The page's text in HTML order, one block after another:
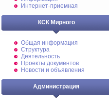
Интернет-приемная
КСК Мирного
Общая информация
Структура
Деятельность
Проекты документов
Новости и объявления
Администрация